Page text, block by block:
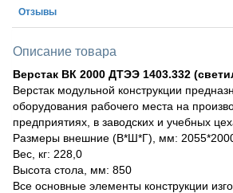
Отзывы
Описание товара
Верстак ВК 2000 ДТЭЭ 1403.332
Верстак модульной конструкции
оборудования рабочего места на
предприятиях, в заводских и учебных
Размеры внешние (В*Ш*Г), мм:
Вес, кг: 228,0
Высота стола, мм: 850
Все основные элементы конструкции